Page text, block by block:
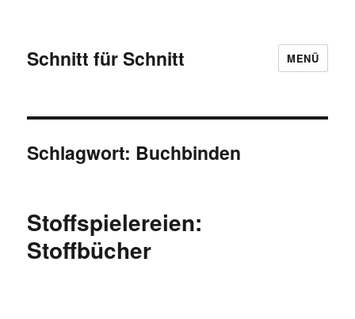
Schnitt für Schnitt MENÜ
Schlagwort: Buchbinden
Stoffspielereien:
Stoffbücher